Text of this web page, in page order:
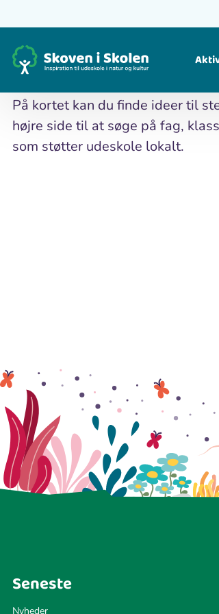
tilHjem Kort
Kort
På kortet kan du finde ideer til
højre side til at søge på fag,
som støtter udeskole lokalt.
Seneste
Nyheder